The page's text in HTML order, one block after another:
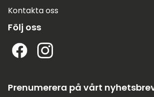
Kontakta oss
Följ oss
Prenumerera på vårt